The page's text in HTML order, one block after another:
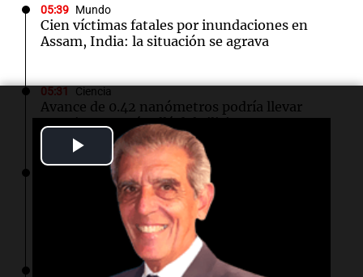
Play
Video
05:39 Mundo
Cien víctimas fatales por inundaciones en
Assam, India: la situación se agrava
05:31 Ciencia
Avance de 0.42 nanómetros podría llevar
transistores más allá del silicio
Mundo
Marcas de ropa buscan conectar con la
Generación Z a través de la reparación de